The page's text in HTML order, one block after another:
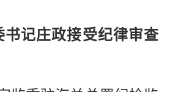
书记庄政接受纪律审查